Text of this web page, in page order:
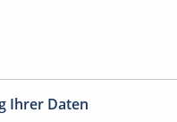
Ihrer Daten